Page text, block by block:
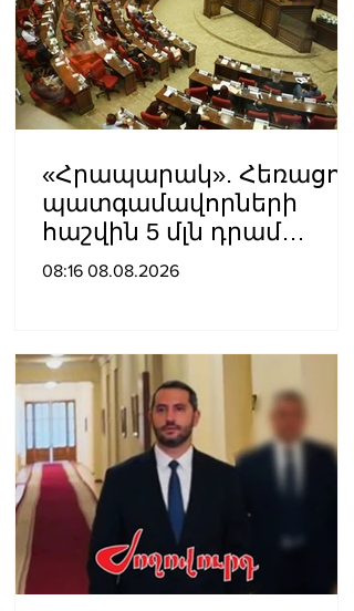
«Հրապարակ». Հեռացող
պատգամավորների
հաշվին 5 մլն դրամ
գումար է փոխանցվել
08:16 08.08.2026